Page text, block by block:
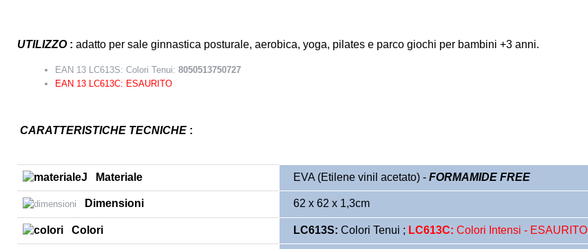
UTILIZZO: adatto per sale ginnastica posturale, aerobica, yoga, pilates e parco giochi per bambini +3 anni.
EAN 13 LC613S: Colori Tenui: 8050513750727
EAN 13 LC613C: ESAURITO
CARATTERISTICHE TECNICHE :
Materiale EVA (Etilene vinil acetato) - FORMAMIDE FREE
Dimensioni 62 x 62 x 1,3cm
Colori LC613S: Colori Tenui ; LC613C: Colori Intensi - ESAURITO